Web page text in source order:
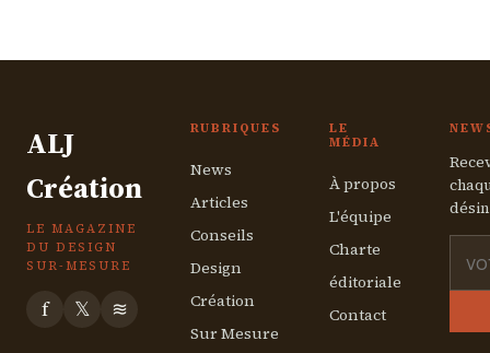
ALJ
Création
LE MAGAZINE
DU DESIGN
SUR-MESURE
f 𝕏 ≋
RUBRIQUES
News
Articles
Conseils
Design
Création
Sur Mesure
LE
MÉDIA
À propos
L'équipe
Charte
éditoriale
Contact